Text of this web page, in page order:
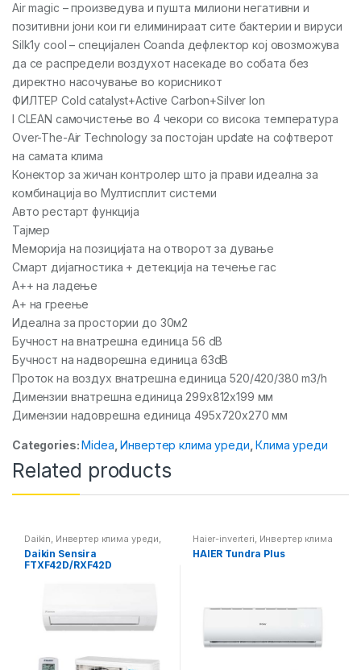
Air magic – произведува и пушта милиони негативни и
позитивни јони кои ги елиминираат сите бактерии и вируси
Silk1y cool – специјален Coanda дефлектор кој овозможува
да се распредели воздухот насекаде во собата без
директно насочување во корисникот
ФИЛТЕР Cold catalyst+Active Carbon+Silver Ion
I CLEAN самочистење во 4 чекори со висока температура
Over-The-Air Technology за постојан update на софтверот
на самата клима
Конектор за жичан контролер што ја прави идеална за
комбинација во Мултисплит системи
Авто рестарт функција
Тајмер
Меморија на позицијата на отворот за дување
Смарт дијагностика + детекција на течење гас
A++ на ладење
А+ на греење
Идеална за простории до 30м2
Бучност на внатрешна единица 56 dB
Бучност на надворешна единица 63dB
Проток на воздух внатрешна единица 520/420/380 m3/h
Димензии внатрешна единица 299x812x199 мм
Димензии надоврешна единица 495x720x270 мм
Categories:Midea ,Инвертер клима уреди ,Клима уреди
Related products
Daikin, Инвертер клима уреди,
Клима уреди
Daikin Sensira
FTXF42D/RXF42D
Haier-inverteri, Инвертер клима
уреди, Клима уреди
HAIER Tundra Plus